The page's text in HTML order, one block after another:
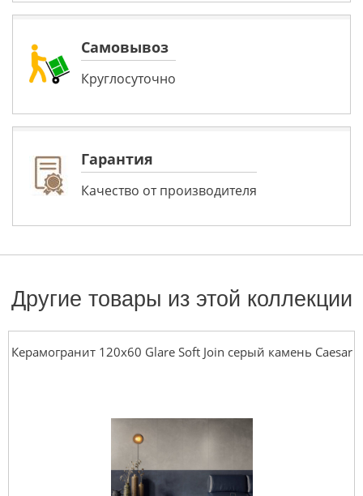
Самовывоз
Круглосуточно
Гарантия
Качество от производителя
Другие товары из этой коллекции
Керамогранит 120x60 Glare Soft Join серый камень Caesar